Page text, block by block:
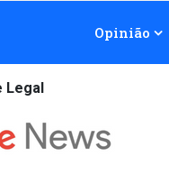
Opinião
Legal